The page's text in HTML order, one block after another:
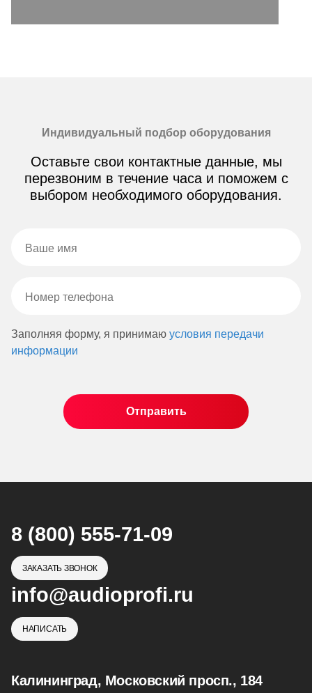
Индивидуальный подбор оборудования
Оставьте свои контактные данные, мы
перезвоним в течение часа и поможем с
выбором необходимого оборудования.
Заполняя форму, я принимаю условия передачи
информации
8 (800) 555-71-09
ЗАКАЗАТЬ ЗВОНОК
info@audioprofi.ru
НАПИСАТЬ
Калининград, Московский просп., 184